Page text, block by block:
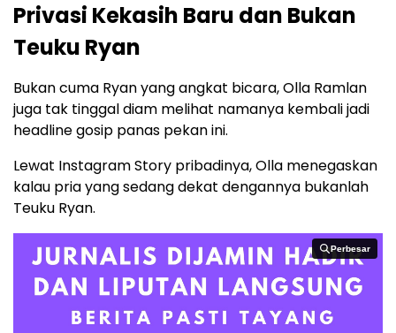
Privasi Kekasih Baru dan Bukan
Teuku Ryan
Bukan cuma Ryan yang angkat bicara, Olla Ramlan
juga tak tinggal diam melihat namanya kembali jadi
headline gosip panas pekan ini.
Lewat Instagram Story pribadinya, Olla menegaskan
kalau pria yang sedang dekat dengannya bukanlah
Teuku Ryan.
Perbesar
Perbesar